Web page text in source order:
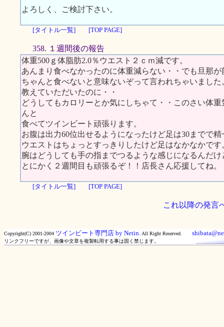
よろしく、ご検討下さい。
[タイトル一覧] [TOP PAGE]
358. １週間後の報告
体重500ｇ体脂肪2.0％ウエスト２ｃｍ減です。
あんまり食べなかったのに体重減らない・・でも旦那
ちゃんと食べないと意味ないぞって言われちゃいまし
教えていただいたのに・・
どうしてもカロリーとか気にしちゃて・・このさい体
んと
食べてツインビート頑張ります。
お腹は出力60位出せるようになったけど足は30までで精
ウエストはちょっとすっきりしたけど足はなかなかです
腕はどうしても手の指までつるような感じになるんだけ
とにかく２週間目も頑張るぞ！！店長さん応援してね。
[タイトル一覧] [TOP PAGE]
これ以降の発言
Copyright(C) 2001-2004 ツインビート専門店 by Netin. All Right Reserved.
リンクフリーですが、画像や文章を複製転用する事は固く禁じます。